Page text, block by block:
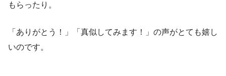
もらったり。
「ありがとう！」「真似してみます！」の声がとても嬉し
いのです。